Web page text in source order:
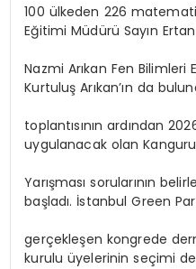
100 ülkeden 226
Eğitimi Müdürü Sayın
Nazmi Arıkan Fen Bilimleri
Kurtuluş Arıkan’ın da
toplantısının ardından
uygulanacak olan
Yarışması sorularının
başladı. İstanbul Green
gerçekleşen kongrede
kurulu üyelerinin seçimi de